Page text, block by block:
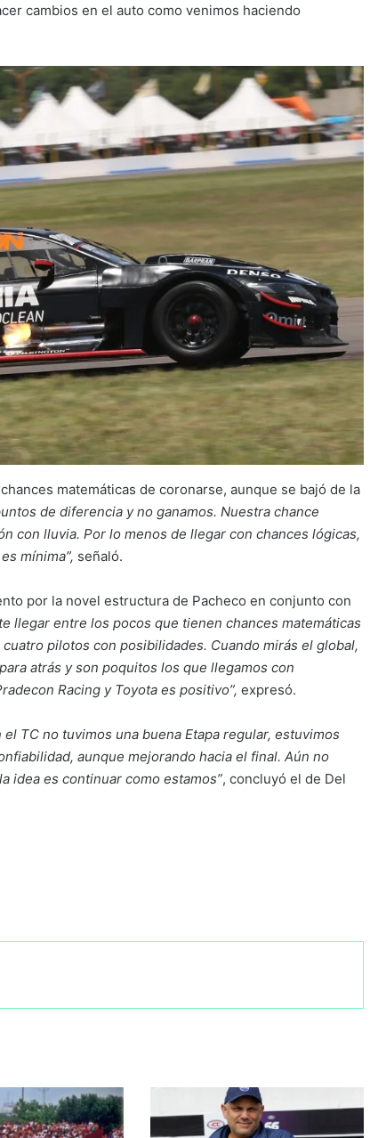
cambios en el auto como venimos haciendo
matemáticas de coronarse, aunque se bajó de la
de diferencia y no ganamos. Nuestra chance
con lluvia. Por lo menos de llegar con chances lógicas,
mínima”, señaló.
por la novel estructura de Pacheco en conjunto con
llegar entre los pocos que tienen chances matemáticas
pilotos con posibilidades. Cuando mirás el global,
atrás y son poquitos los que llegamos con
Racing y Toyota es positivo”, expresó.
el TC no tuvimos una buena Etapa regular, estuvimos
aunque mejorando hacia el final. Aún no
idea es continuar como estamos”, concluyó el de Del